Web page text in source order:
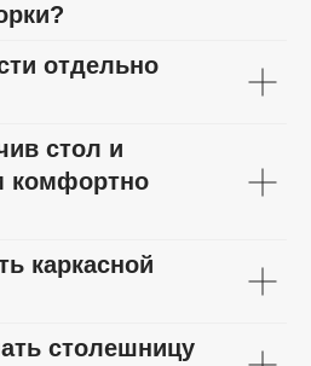
отдельно
стол и
комфортно
каркасной
столешницу